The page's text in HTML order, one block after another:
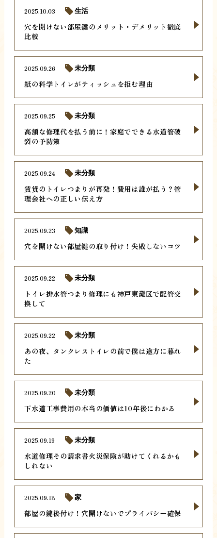
穴を開けない部屋鍵のメリット・デメリット徹底
比較
2025.10.03 生活
紙の科学トイレがティッシュを拒む理由
2025.09.26 未分類
高額な修理代を払う前に！家庭でできる水道管破
裂の予防策
2025.09.25 未分類
賃貸のトイレつまりが再発！費用は誰が払う？管
理会社への正しい伝え方
2025.09.24 未分類
穴を開けない部屋鍵の取り付け！失敗しないコツ
2025.09.23 知識
トイレ排水管つまり修理にも神戸東灘区で配管交
換して
2025.09.22 未分類
あの夜、タンクレストイレの前で僕は途方に暮れ
た
2025.09.22 未分類
下水道工事費用の本当の価値は10年後にわかる
2025.09.20 未分類
水道修理その請求書火災保険が助けてくれるかも
しれない
2025.09.19 未分類
部屋の鍵後付け！穴開けないでプライバシー確保
2025.09.18 家